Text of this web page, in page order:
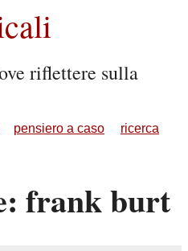
riflettere sulla
pensiero a caso
ricerca
frank burt